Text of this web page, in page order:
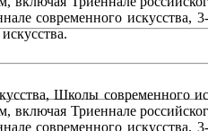
современного
Школы современного
Триеннале
современного